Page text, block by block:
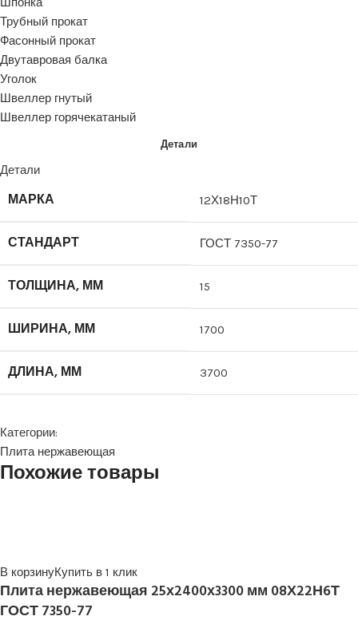
Трубный прокат
Фасонный прокат
Двутавровая балка
Уголок
Швеллер гнутый
Швеллер горячекатаный
Детали
Детали
МАРКА 12Х18Н10Т
СТАНДАРТ ГОСТ 7350-77
ТОЛЩИНА, ММ 15
ШИРИНА, ММ 1700
ДЛИНА, ММ 3700
Категории:
Плита нержавеющая
Похожие товары
В корзинуКупить в 1 клик
Плита нержавеющая 25х2400х3300 мм 08Х22Н6Т
ГОСТ 7350-77